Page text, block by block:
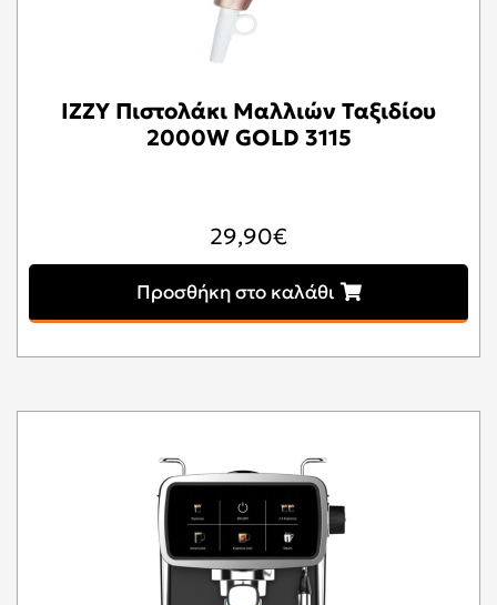
IZZY Πιστολάκι Μαλλιών Ταξιδίου
2000W GOLD 3115
29,90€
Προσθήκη στο καλάθι